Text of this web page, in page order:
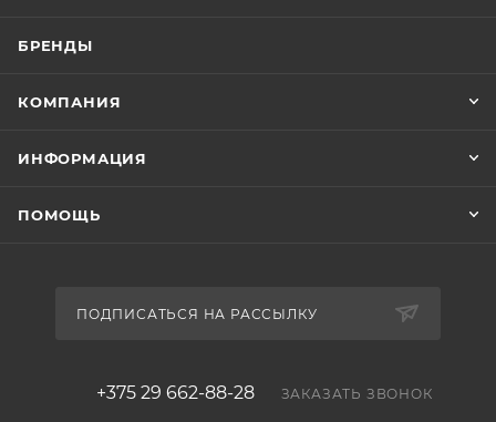
БРЕНДЫ
КОМПАНИЯ
ИНФОРМАЦИЯ
ПОМОЩЬ
ПОДПИСАТЬСЯ НА РАССЫЛКУ
+375 29 662-88-28 ЗАКАЗАТЬ ЗВОНОК